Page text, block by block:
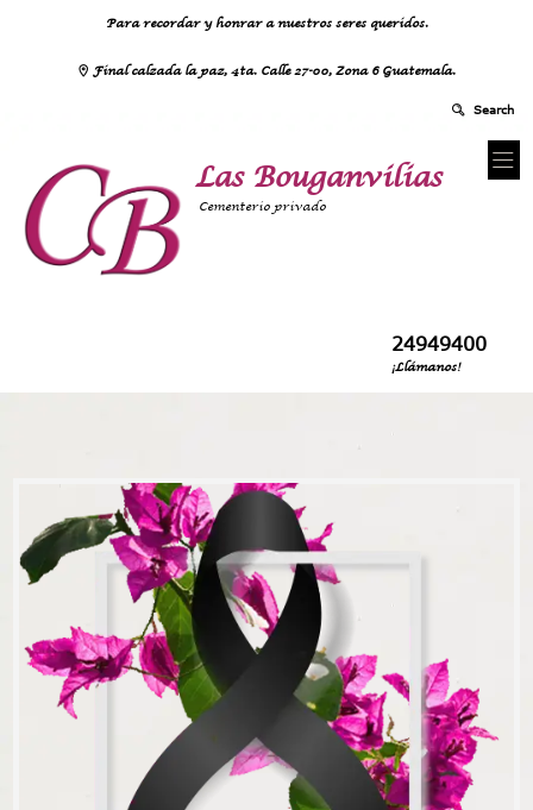
Para recordar y honrar a nuestros seres queridos.
Final calzada la paz, 4ta. Calle 27-00, Zona 6 Guatemala.
Las Bouganvilias
Cementerio privado
24949400
¡Llámanos!